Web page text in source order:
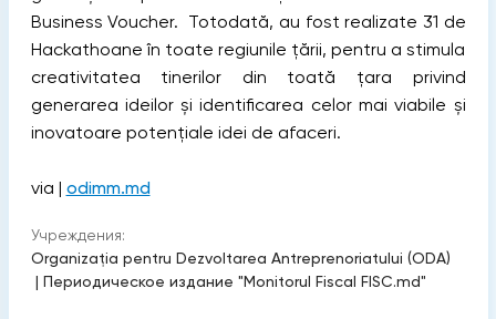
Business Voucher. Totodată, au fost realizate 31 de
Hackathoane în toate regiunile țării, pentru a stimula
creativitatea tinerilor din toată țara privind
generarea ideilor și identificarea celor mai viabile și
inovatoare potențiale idei de afaceri.
via | odimm.md
Учреждения:
Organizația pentru Dezvoltarea Antreprenoriatului (ODA)
| Периодическое издание "Monitorul Fiscal FISC.md"